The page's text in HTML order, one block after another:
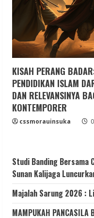
KISAH PERANG
PENDIDIKAN ISLAM
DAN RELEVANSINYA
KONTEMPORER
cssmorauinsuka
Studi Banding Bersama
Sunan Kalijaga
Majalah Sarung 2026 :
MAMPUKAH PANCASILA